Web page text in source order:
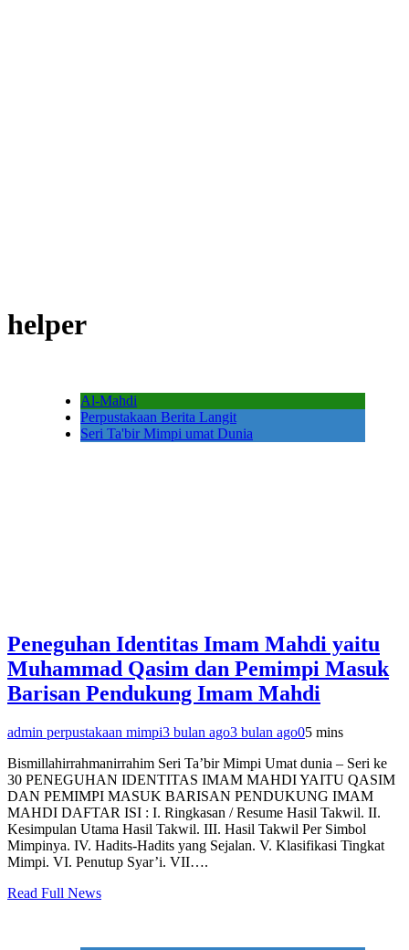
helper
Al-Mahdi
Perpustakaan Berita Langit
Seri Ta'bir Mimpi umat Dunia
Peneguhan Identitas Imam Mahdi yaitu
Muhammad Qasim dan Pemimpi Masuk
Barisan Pendukung Imam Mahdi
admin perpustakaan mimpi3 bulan ago3 bulan ago05 mins
Bismillahirrahmanirrahim Seri Ta’bir Mimpi Umat dunia – Seri ke
30 PENEGUHAN IDENTITAS IMAM MAHDI YAITU QASIM
DAN PEMIMPI MASUK BARISAN PENDUKUNG IMAM
MAHDI DAFTAR ISI : I. Ringkasan / Resume Hasil Takwil. II.
Kesimpulan Utama Hasil Takwil. III. Hasil Takwil Per Simbol
Mimpinya. IV. Hadits-Hadits yang Sejalan. V. Klasifikasi Tingkat
Mimpi. VI. Penutup Syar’i. VII….
Read Full News